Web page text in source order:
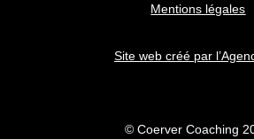
Mentions légales
Site web créé par
© Coerver Coaching